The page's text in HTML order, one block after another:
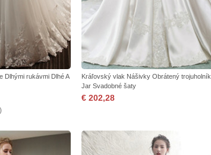
Dlhými rukávmi Dlhé A
Kráľovský vlak Nášivky Obrátený trojuholník
Jar Svadobné šaty
€ 202,28